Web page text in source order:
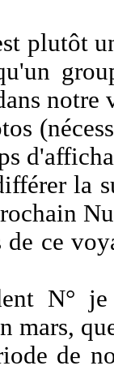
plutôt un
la
ce
N° je
de